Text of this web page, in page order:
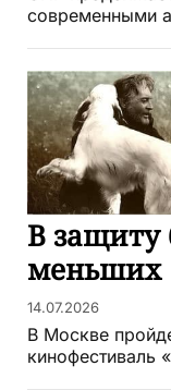
современными
В защиту
меньших
14.07.2026
В Москве
кинофестиваль